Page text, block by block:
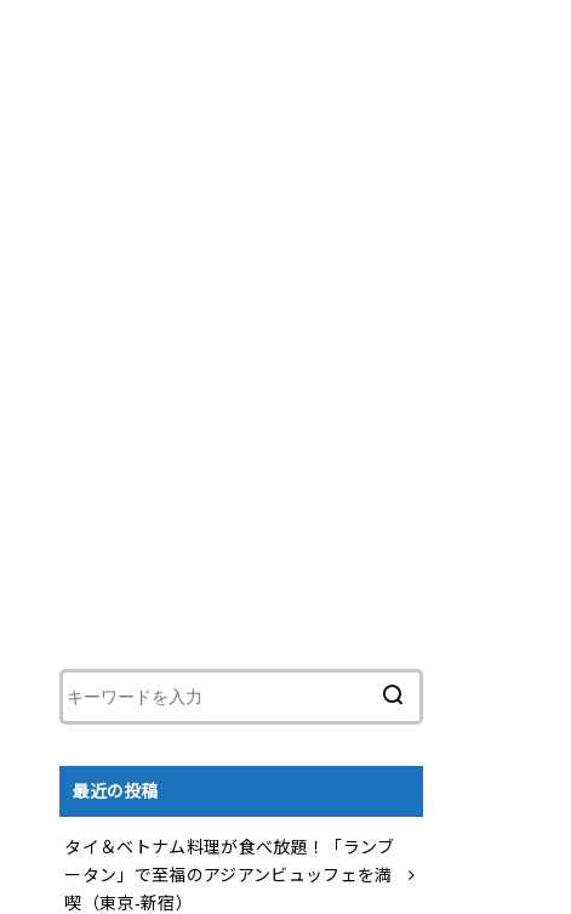
最近の投稿
タイ＆ベトナム料理が食べ放題！「ランブ
ータン」で至福のアジアンビュッフェを満
喫（東京-新宿）